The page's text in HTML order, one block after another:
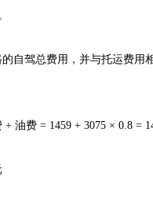
自驾总费用，并与托运费用
油费 = 1459 + 3075 × 0.8 =